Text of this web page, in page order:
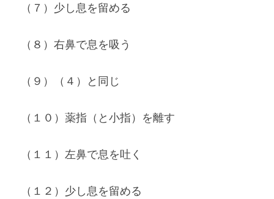
（７）少し息を留める
（８）右鼻で息を吸う
（９）（４）と同じ
（１０）薬指（と小指）を離す
（１１）左鼻で息を吐く
（１２）少し息を留める